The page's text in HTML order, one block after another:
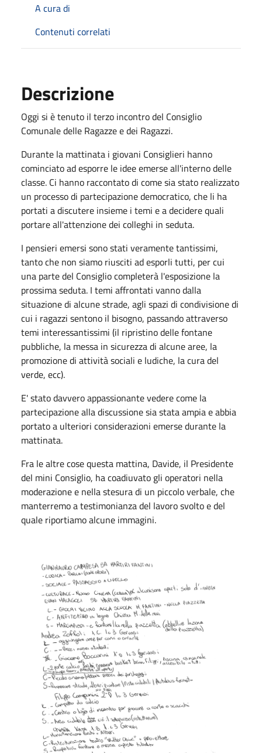
A cura di
Contenuti correlati
Descrizione
Oggi si è tenuto il terzo incontro del Consiglio
Comunale delle Ragazze e dei Ragazzi.
Durante la mattinata i giovani Consiglieri hanno
cominciato ad esporre le idee emerse all'interno delle
classe. Ci hanno raccontato di come sia stato realizzato
un processo di partecipazione democratico, che li ha
portati a discutere insieme i temi e a decidere quali
portare all'attenzione dei colleghi in seduta.
I pensieri emersi sono stati veramente tantissimi,
tanto che non siamo riusciti ad esporli tutti, per cui
una parte del Consiglio completerà l'esposizione la
prossima seduta. I temi affrontati vanno dalla
situazione di alcune strade, agli spazi di condivisione di
cui i ragazzi sentono il bisogno, passando attraverso
temi interessantissimi (il ripristino delle fontane
pubbliche, la messa in sicurezza di alcune aree, la
promozione di attività sociali e ludiche, la cura del
verde, ecc).
E' stato davvero appassionante vedere come la
partecipazione alla discussione sia stata ampia e abbia
portato a ulteriori considerazioni emerse durante la
mattinata.
Fra le altre cose questa mattina, Davide, il Presidente
del mini Consiglio, ha coadiuvato gli operatori nella
moderazione e nella stesura di un piccolo verbale, che
manterremo a testimonianza del lavoro svolto e del
quale riportiamo alcune immagini.